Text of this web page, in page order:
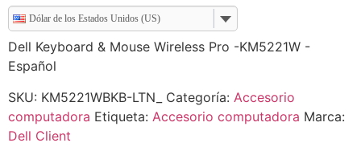
Dólar de los Estados Unidos (US)
Dell Keyboard & Mouse Wireless Pro -KM5221W -
Español
SKU: KM5221WBKB-LTN_ Categoría: Accesorio
computadora Etiqueta: Accesorio computadora Marca:
Dell Client